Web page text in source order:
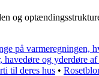
og
på varmeregningen,
og yderdøre
til deres hus •